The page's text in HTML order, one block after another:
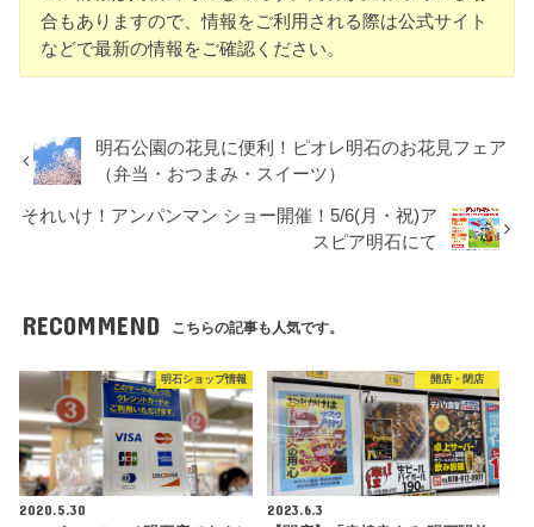
合もありますので、情報をご利用される際は公式サイト
などで最新の情報をご確認ください。
明石公園の花見に便利！ピオレ明石のお花見フェア
（弁当・おつまみ・スイーツ）
それいけ！アンパンマン ショー開催！5/6(月・祝)ア
スピア明石にて
RECOMMEND こちらの記事も人気です。
明石ショップ情報
2020.5.30
開店・閉店
2023.6.3